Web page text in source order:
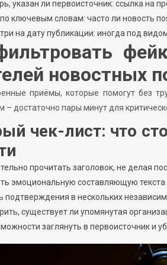
указан ли первоисточник: ссылка на
ключевым словам: часто ли новость
на дату публикации: иногда под
новостных
приёмы, которые помогут без
– достаточно пары минут для
чек-лист: что
прочитать заголовок, не делая
эмоциональную составляющую текста
подтверждения в нескольких
существует ли упомянутая
заглянуть в первоисточник и